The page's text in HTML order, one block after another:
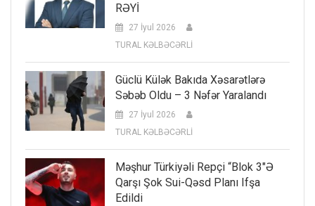
RƏYİ
27 İyul 2026
TURAL KƏLBƏCƏRLİ
Güclü Külək Bakıda Xəsarətlərə
Səbəb Oldu – 3 Nəfər Yaralandı
27 İyul 2026
TURAL KƏLBƏCƏRLİ
Məşhur Türkiyəli Repçi “Blok 3″ə
Qarşı Şok Sui-Qəsd Planı Ifşa
Edildi